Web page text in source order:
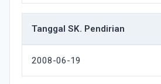
Tanggal SK. Pendirian
2008-06-19